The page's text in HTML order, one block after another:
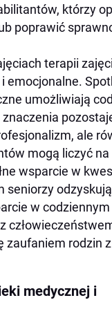
którzy
poprawić
terapii
emocjonalne.
umożliwiają
ale
mogą liczyć na
wsparcie w
seniorzy
w codziennym
zaufaniem rodzin z
medycznej i